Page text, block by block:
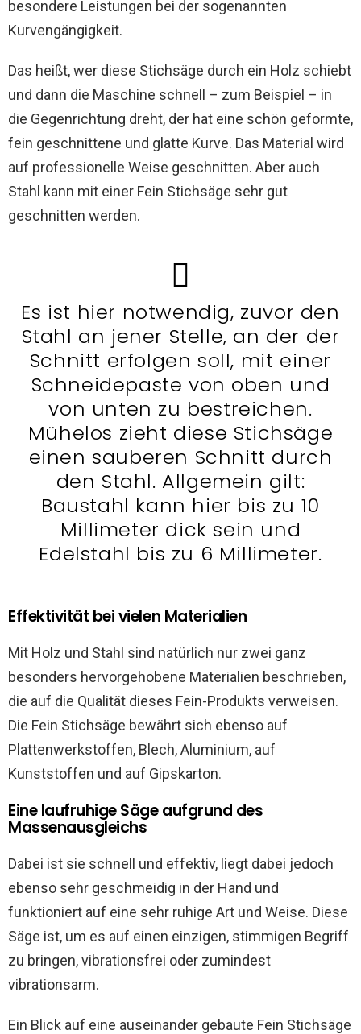
besondere Leistungen bei der sogenannten
Kurvengängigkeit.
Das heißt, wer diese Stichsäge durch ein Holz schiebt
und dann die Maschine schnell – zum Beispiel – in
die Gegenrichtung dreht, der hat eine schön geformte,
fein geschnittene und glatte Kurve. Das Material wird
auf professionelle Weise geschnitten. Aber auch
Stahl kann mit einer Fein Stichsäge sehr gut
geschnitten werden.
Es ist hier notwendig, zuvor den
Stahl an jener Stelle, an der der
Schnitt erfolgen soll, mit einer
Schneidepaste von oben und
von unten zu bestreichen.
Mühelos zieht diese Stichsäge
einen sauberen Schnitt durch
den Stahl. Allgemein gilt:
Baustahl kann hier bis zu 10
Millimeter dick sein und
Edelstahl bis zu 6 Millimeter.
Effektivität bei vielen Materialien
Mit Holz und Stahl sind natürlich nur zwei ganz
besonders hervorgehobene Materialien beschrieben,
die auf die Qualität dieses Fein-Produkts verweisen.
Die Fein Stichsäge bewährt sich ebenso auf
Plattenwerkstoffen, Blech, Aluminium, auf
Kunststoffen und auf Gipskarton.
Eine laufruhige Säge aufgrund des
Massenausgleichs
Dabei ist sie schnell und effektiv, liegt dabei jedoch
ebenso sehr geschmeidig in der Hand und
funktioniert auf eine sehr ruhige Art und Weise. Diese
Säge ist, um es auf einen einzigen, stimmigen Begriff
zu bringen, vibrationsfrei oder zumindest
vibrationsarm.
Ein Blick auf eine auseinander gebaute Fein Stichsäge